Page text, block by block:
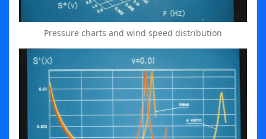
Pressure charts and wind speed distribution